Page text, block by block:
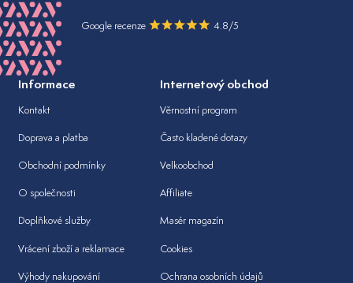
Google recenze 4.8/5
Informace
Kontakt
Doprava a platba
Obchodní podmínky
O společnosti
Doplňkové služby
Vrácení zboží a reklamace
Výhody nakupování
Internetový obchod
Věrnostní program
Často kladené dotazy
Velkoobchod
Affiliate
Masér magazín
Cookies
Ochrana osobních údajů